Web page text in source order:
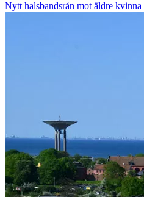
Nytt halsbandsrån mot äldre kvinna